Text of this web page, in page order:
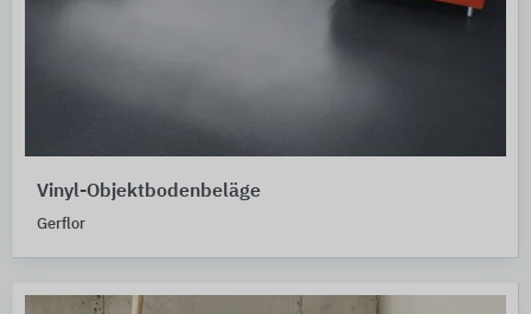
Vinyl-Objektbodenbeläge
Gerflor